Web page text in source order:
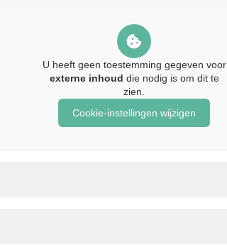
U heeft geen toestemming gegeven voor
externe inhoud die nodig is om dit te
zien.
Cookie-instellingen wijzigen